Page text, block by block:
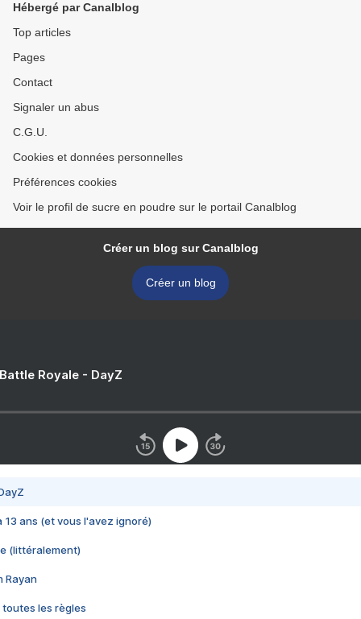
Hébergé par Canalblog
Top articles
Pages
Contact
Signaler un abus
C.G.U.
Cookies et données personnelles
Préférences cookies
Voir le profil de sucre en poudre sur le portail Canalblog
Créer un blog sur Canalblog
Créer un blog
Royale - DayZ
13 ans (et vous l'avez ignoré)
(littéralement)
Rayan
toutes les règles